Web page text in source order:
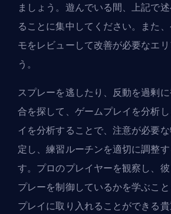
ましょう。遊んでいる間、上記で
ることに集中してください。また
モをレビューして改善が必要なエ
う。
スプレーを逃したり、反動を過剰
合を探して、ゲームプレイを分析
イを分析することで、注意が必要
定し、練習ルーチンを適切に調整
す。プロのプレイヤーを観察し、
プレーを制御しているかを学ぶこ
プレイに取り入れることができる